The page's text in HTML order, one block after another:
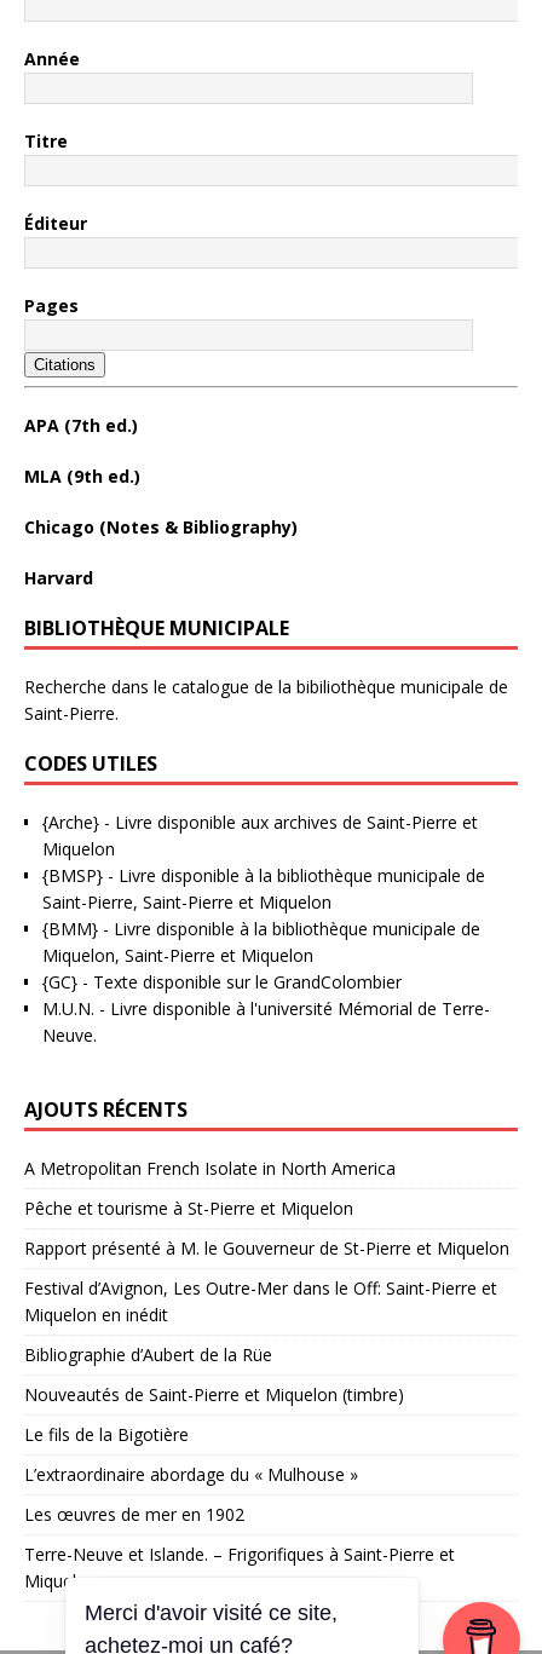
Année
Titre
Éditeur
Pages
Citations
APA (7th ed.)
MLA (9th ed.)
Chicago (Notes & Bibliography)
Harvard
BIBLIOTHÈQUE MUNICIPALE
Recherche dans le catalogue de la bibiliothèque municipale de
Saint-Pierre.
CODES UTILES
{Arche} - Livre disponible aux archives de Saint-Pierre et
Miquelon
{BMSP} - Livre disponible à la bibliothèque municipale de
Saint-Pierre, Saint-Pierre et Miquelon
{BMM} - Livre disponible à la bibliothèque municipale de
Miquelon, Saint-Pierre et Miquelon
{GC} - Texte disponible sur le GrandColombier
M.U.N. - Livre disponible à l'université Mémorial de Terre-
Neuve.
AJOUTS RÉCENTS
A Metropolitan French Isolate in North America
Pêche et tourisme à St-Pierre et Miquelon
Rapport présenté à M. le Gouverneur de St-Pierre et Miquelon
Festival d’Avignon, Les Outre-Mer dans le Off: Saint-Pierre et
Miquelon en inédit
Bibliographie d’Aubert de la Rüe
Nouveautés de Saint-Pierre et Miquelon (timbre)
Le fils de la Bigotière
L’extraordinaire abordage du « Mulhouse »
Les œuvres de mer en 1902
Terre-Neuve et Islande. – Frigorifiques à Saint-Pierre et
Miquelon
Merci d'avoir visité ce site,
achetez-moi un café?